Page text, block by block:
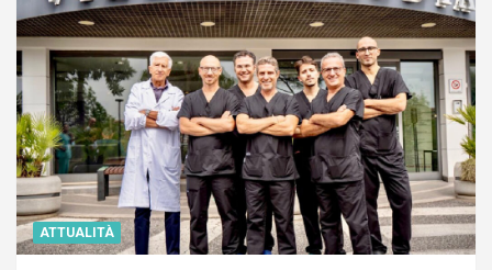
ATTUALITÀ